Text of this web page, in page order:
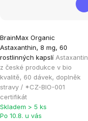
BrainMax Organic
Astaxanthin, 8 mg, 60
rostlinných kapslí Astaxantin
z české produkce v bio
kvalitě, 60 dávek, doplněk
stravy / *CZ-BIO-001
certifikát
hodnocení
produktu
je
5,0
z
5
hvězdiček.
Skladem > 5 ks
Po 10.8. u vás